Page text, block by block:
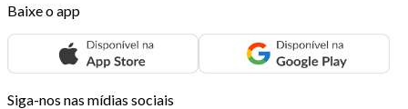
Baixe o app
Siga-nos nas mídias sociais